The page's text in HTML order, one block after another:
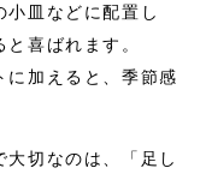
小皿などに配置し
喜ばれます。
に加えると、季節感
切なのは、「足し